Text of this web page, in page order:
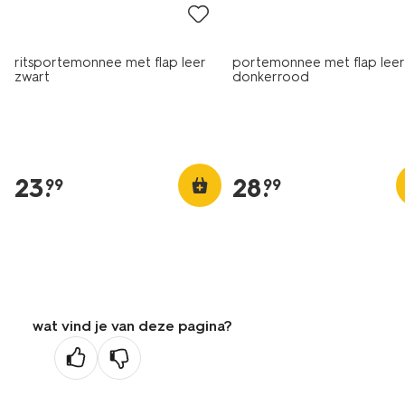
ritsportemonnee met flap leer
zwart
23.
99
portemonnee met flap leer
donkerrood
28.
99
wat vind je van deze pagina?